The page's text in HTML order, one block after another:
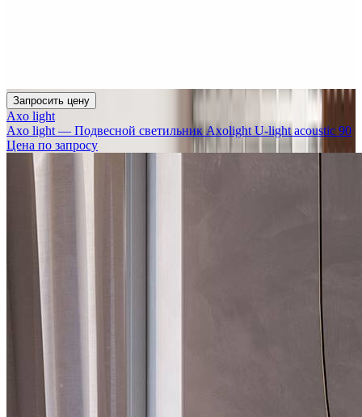
Запросить цену
Axo light
Axo light — Подвесной светильник Axolight U-light acoustic 90
Цена по запросу